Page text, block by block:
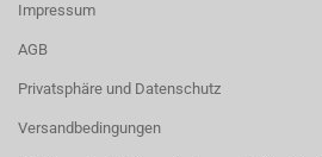
Impressum
AGB
Privatsphäre und Datenschutz
Versandbedingungen